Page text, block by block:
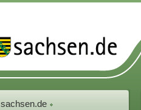
sachsen.de